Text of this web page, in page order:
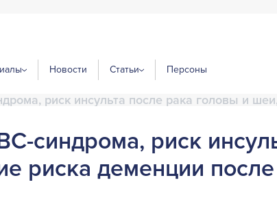
Новости Статьи Персоны
риск инсульта после рака головы и
синдрома, риск
риска деменции